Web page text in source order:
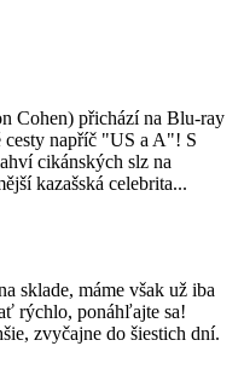
Cohen) přichází na Blu-ray
cesty napříč "US a A"! S
cikánských slz na
kazašská celebrita...
sklade, máme však už iba
rýchlo, ponáhľajte sa!
zvyčajne do šiestich dní.